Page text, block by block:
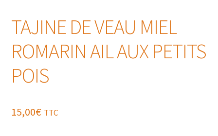
TAJINE DE VEAU MIEL
ROMARIN AIL AUX PETITS
POIS
15,00€ TTC